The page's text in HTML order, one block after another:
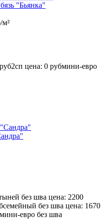
"Бьянка"
м²
2сп цена: 0 рубмини-евро
без шва цена: 2200
семейный без шва цена: 1670
мини-евро без шва